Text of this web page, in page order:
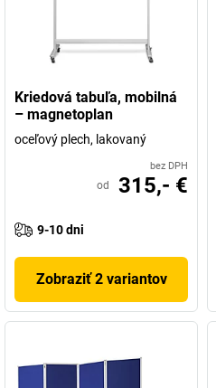
Kriedová tabuľa, mobilná
– magnetoplan
oceľový plech, lakovaný
bez DPH
od 315,- €
9-10 dni
Zobraziť 2 variantov